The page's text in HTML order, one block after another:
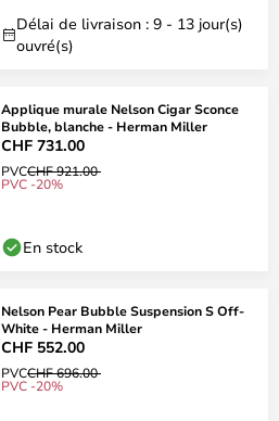
Délai de livraison : 9 - 13 jour(s)
ouvré(s)
Applique murale Nelson Cigar Sconce
Bubble, blanche - Herman Miller
CHF 731.00
PVCCHF 921.00
PVC -20%
En stock
Nelson Pear Bubble Suspension S Off-
White - Herman Miller
CHF 552.00
PVCCHF 696.00
PVC -20%